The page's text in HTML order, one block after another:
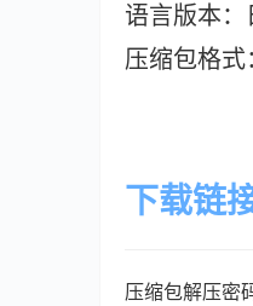
语言版本：
压缩包格
下载链
压缩包解压密